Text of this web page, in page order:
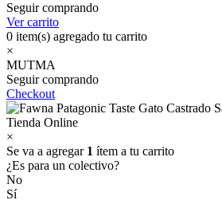
Seguir comprando
Ver carrito
0 item(s) agregado tu carrito
×
MUTMA
Seguir comprando
Checkout
×
Se va a agregar 1 ítem a tu carrito
¿Es para un colectivo?
No
Sí